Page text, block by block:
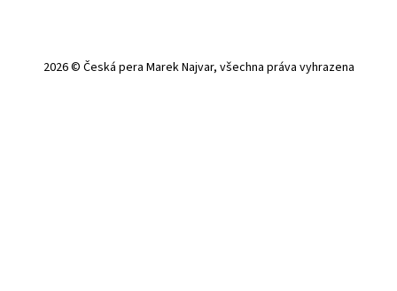
2026 © Česká pera Marek Najvar, všechna práva vyhrazena